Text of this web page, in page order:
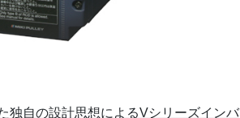
独自の設計思想によるVシリーズインバ